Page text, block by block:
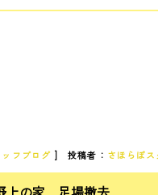
ッフブログ] 投稿者： さほらぼス